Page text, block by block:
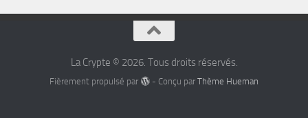
La Crypte © 2026. Tous droits réservés.
Fièrement propulsé par - Conçu par Thème Hueman